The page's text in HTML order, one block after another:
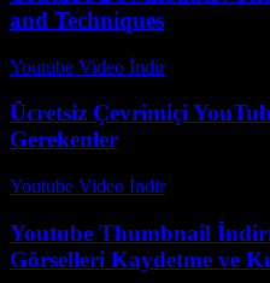
and Techniques
Youtube Video İndir-
Ücretsiz Çevrimiçi
Gerekenler
Youtube Video İndir-
Youtube Thumbnail
Görselleri Kaydetme ve